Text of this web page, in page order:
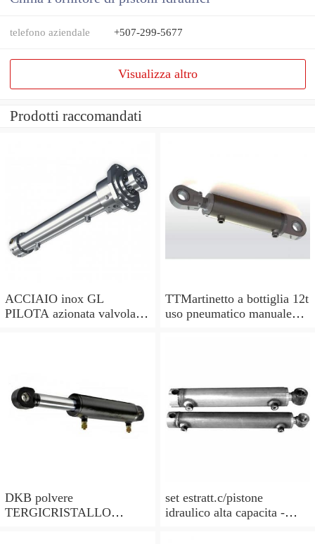
telefono aziendale +507-299-5677
Visualizza altro
Prodotti raccomandati
ACCIAIO inox GL
PILOTA azionata valvola di
TTMartinetto a bottiglia 12t
uso pneumatico manuale
DKB polvere
TERGICRISTALLO
set estratt.c/pistone
idraulico alta capacita -